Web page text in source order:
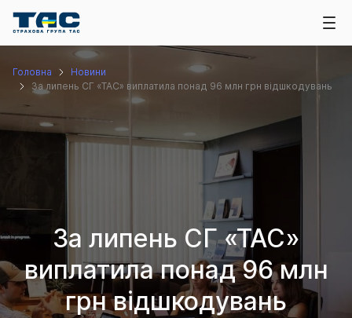
Головна
Новини
За липень СГ «ТАС» виплатила понад 96 млн грн відшкодувань
За липень СГ «ТАС»
виплатила понад 96 млн
грн відшкодувань